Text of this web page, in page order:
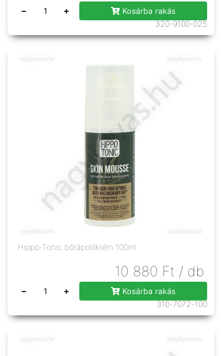
− +
Kosárba rakás
320-9100-025
Hippo-Tonic bőrápolókrém 100ml
10 880 Ft / db
− +
Kosárba rakás
310-7072-100